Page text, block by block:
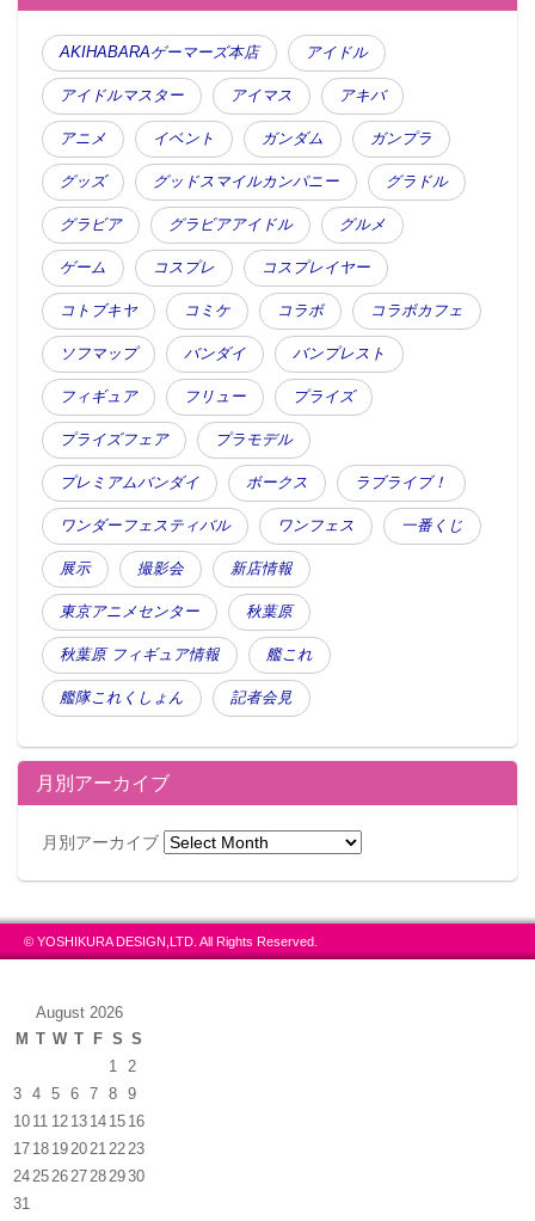
AKIHABARAゲーマーズ本店 アイドル
アイドルマスター アイマス アキバ
アニメ イベント ガンダム ガンプラ
グッズ グッドスマイルカンパニー グラドル
グラビア グラビアアイドル グルメ
ゲーム コスプレ コスプレイヤー
コトブキヤ コミケ コラボ コラボカフェ
ソフマップ バンダイ バンプレスト
フィギュア フリュー プライズ
プライズフェア プラモデル
プレミアムバンダイ ボークス ラブライブ！
ワンダーフェスティバル ワンフェス 一番くじ
展示 撮影会 新店情報
東京アニメセンター 秋葉原
秋葉原 フィギュア情報 艦これ
艦隊これくしょん 記者会見
月別アーカイブ
月別アーカイブ
© YOSHIKURA DESIGN,LTD. All Rights Reserved.
August 2026
M T W T F S S
1
2
3
4 5 6 7 8
9
10 11 12 13 14 15 16
17 18 1920212223
24252627282930
31